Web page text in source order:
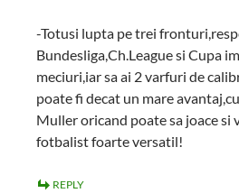
-Totusi lupta pe trei
Bundesliga,Ch.League si Cupa
meciuri,iar sa ai 2 varfuri de
poate fi decat un mare
Muller oricand poate sa joace si
fotbalist foarte versatil!
REPLY